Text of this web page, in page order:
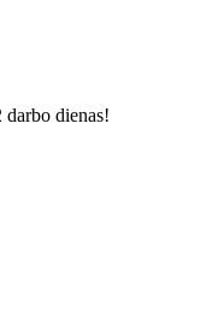
darbo dienas!